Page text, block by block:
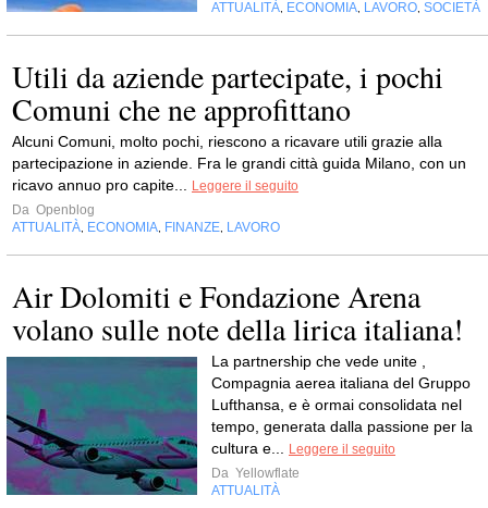
ATTUALITÀ ECONOMIA LAVORO SOCIETÀ
Utili da aziende partecipate, i pochi
Comuni che ne approfittano
Alcuni Comuni, molto pochi, riescono a ricavare utili grazie alla
partecipazione in aziende. Fra le grandi città guida Milano, con un
ricavo annuo pro capite...
Leggere il seguito
Da Openblog
ATTUALITÀ ECONOMIA FINANZE LAVORO
Air Dolomiti e Fondazione Arena
volano sulle note della lirica italiana!
La partnership che vede unite ,
Compagnia aerea italiana del Gruppo
Lufthansa, e è ormai consolidata nel
tempo, generata dalla passione per la
cultura e...
Leggere il seguito
Da Yellowflate
ATTUALITÀ